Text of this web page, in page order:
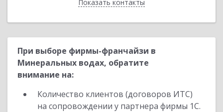
Показать контакты
Назад
При выборе фирмы-франчайзи в
Минеральных водах, обратите
внимание на:
Количество клиентов (договоров ИТС)
на сопровождении у партнера фирмы 1С.